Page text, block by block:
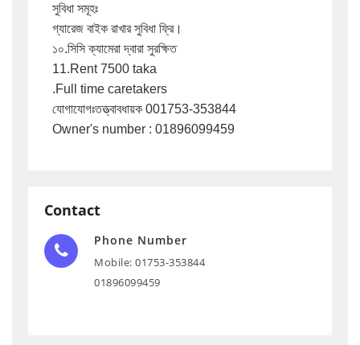
সুবিধা সমূহঃ
গ্যারেজ বাইক রাখার সুবিধা ফ্রি।
১০.সিসি ক্যামেরা দ্বারা সুরক্ষিত
11.Rent 7500 taka
.Full time caretakers
যোগাযোগঃতত্ত্বাবধায়ক 001753-353844
Owner's number : 01896099459
Contact
Phone Number
Mobile: 01753-353844
01896099459